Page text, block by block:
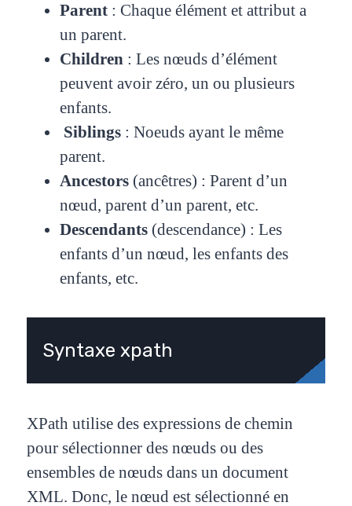
Parent : Chaque élément et attribut a
un parent.
Children : Les nœuds d’élément
peuvent avoir zéro, un ou plusieurs
enfants.
Siblings : Noeuds ayant le même
parent.
Ancestors (ancêtres) : Parent d’un
nœud, parent d’un parent, etc.
Descendants (descendance) : Les
enfants d’un nœud, les enfants des
enfants, etc.
Syntaxe xpath
XPath utilise des expressions de chemin
pour sélectionner des nœuds ou des
ensembles de nœuds dans un document
XML. Donc, le nœud est sélectionné en